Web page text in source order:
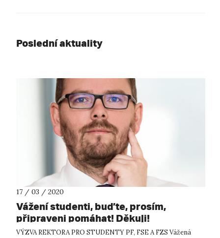
Poslední aktuality
17 / 03 / 2020
Vážení studenti, buďte, prosím,
připraveni pomáhat! Děkuji!
VÝZVA REKTORA PRO STUDENTY PF, FSE A FZS Vážená